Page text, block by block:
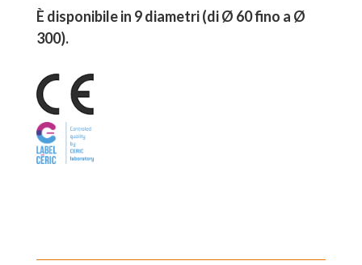
È disponibile in 9 diametri (diØ 60 fino a Ø
300).